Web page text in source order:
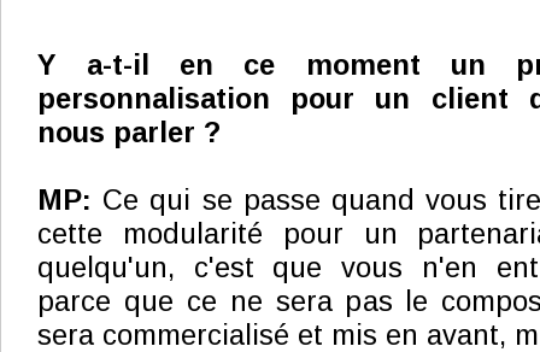
Y a-t-il en ce moment un
personnalisation pour un client
nous parler ?
MP: Ce qui se passe quand vous
cette modularité pour un
quelqu'un, c'est que vous n'en
parce que ce ne sera pas le
sera commercialisé et mis en avant,